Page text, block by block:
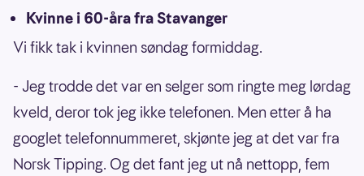
Kvinne i 60-åra fra Stavanger
Vi fikk tak i kvinnen søndag formiddag.
- Jeg trodde det var en selger som ringte meg lørdag
kveld, deror tok jeg ikke telefonen. Men etter å ha
googlet telefonnummeret, skjønte jeg at det var fra
Norsk Tipping. Og det fant jeg ut nå nettopp, fem